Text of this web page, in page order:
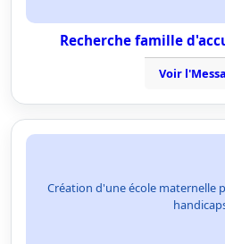
Recherche famille
Voir
Création d'une école maternelle